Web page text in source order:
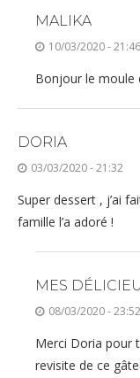
MALIKA
10/03/2020 - 21:46
Bonjour le moule
DORIA
03/03/2020 - 21:32
Super dessert , j’ai
famille l’a adoré !
MES
08/03/2020 - 23:52
Merci Doria pour
revisite de ce